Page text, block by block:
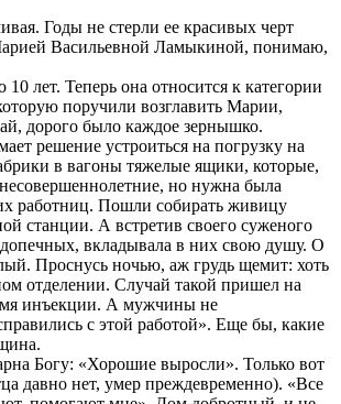
Годы не стерли ее красивых черт
Васильевной Ламыкиной, понимаю,
лет. Теперь она относится к категории
поручили возглавить Марии,
дорого было каждое зернышко.
решение устроиться на погрузку на
в вагоны тяжелые ящики, которые,
но нужна была
работниц. Пошли собирать живицу
станции. А встретив своего суженого
вкладывала в них свою душу. О
Проснусь ночью, аж грудь щемит: хоть
отделении. Случай такой пришел на
инъекции. А мужчины не
с этой работой». Еще бы, какие
Богу: «Хорошие выросли». Только вот
давно нет, умер преждевременно). «Все